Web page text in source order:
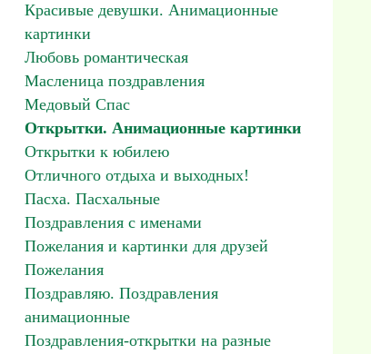
Красивые девушки. Анимационные
картинки
Любовь романтическая
Масленица поздравления
Медовый Спас
Открытки. Анимационные картинки
Открытки к юбилею
Отличного отдыха и выходных!
Пасха. Пасхальные
Поздравления с именами
Пожелания и картинки для друзей
Пожелания
Поздравляю. Поздравления
анимационные
Поздравления-открытки на разные